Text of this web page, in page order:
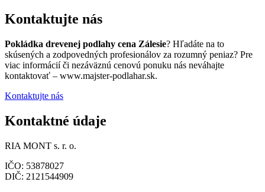
Kontaktujte nás
Pokládka drevenej podlahy cena Zálesie? Hľadáte na to
skúsených a zodpovedných profesionálov za rozumný peniaz? Pre
viac informácií či nezáväznú cenovú ponuku nás neváhajte
kontaktovať – www.majster-podlahar.sk.
Kontaktujte nás
Kontaktné údaje
RIA MONT s. r. o.
IČO: 53878027
DIČ: 2121544909